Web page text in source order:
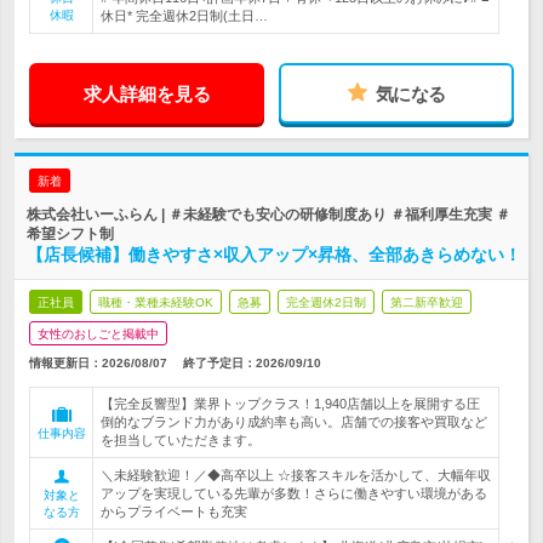
休暇
休日* 完全週休2日制(土日…
求人詳細を見る 気になる
新着
株式会社いーふらん | ＃未経験でも安心の研修制度あり ＃福利厚生充実 ＃
希望シフト制
【店長候補】働きやすさ×収入アップ×昇格、全部あきらめない！
正社員 職種・業種未経験OK 急募 完全週休2日制 第二新卒歓迎
女性のおしごと掲載中
情報更新日：2026/08/07 終了予定日： 2026/09/10
仕事内容
【完全反響型】業界トップクラス！1,940店舗以上を展開する圧
倒的なブランド力があり成約率も高い。店舗での接客や買取など
を担当していただきます。
対象と
なる方
＼未経験歓迎！／◆高卒以上 ☆接客スキルを活かして、大幅年収
アップを実現している先輩が多数！さらに働きやすい環境がある
からプライベートも充実